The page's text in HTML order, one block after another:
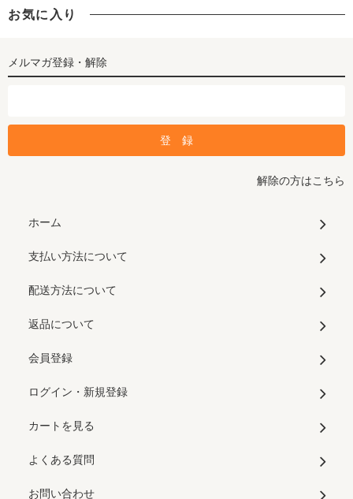
お気に入り
メルマガ登録・解除
解除の方はこちら
ホーム
支払い方法について
配送方法について
返品について
会員登録
ログイン・新規登録
カートを見る
よくある質問
お問い合わせ